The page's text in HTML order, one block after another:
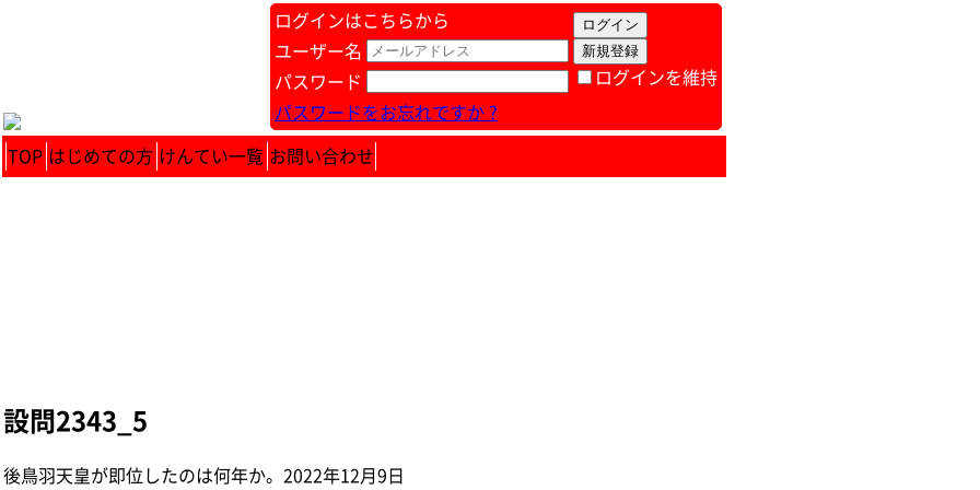
ログインはこちらから
ログインを維持
ユーザー名
パスワード
パスワードをお忘れですか ?
TOP はじめての方 けんてい一覧 お問い合わせ
設問2343_5
後鳥羽天皇が即位したのは何年か。 2022年12月9日